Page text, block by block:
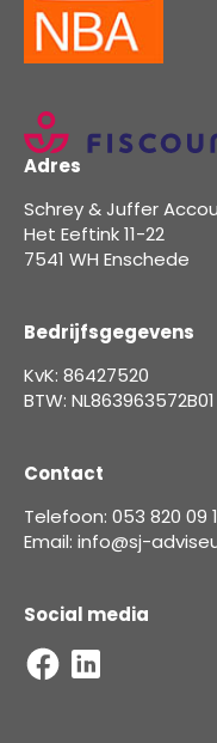
Adres
Schrey & Juffer
Het Eeftink 11-22
7541 WH Enschede
Bedrijfsgegevens
KvK: 86427520
BTW: NL863963572B01
Contact
Telefoon: 053 820 09
Email: info@sj-
Social media